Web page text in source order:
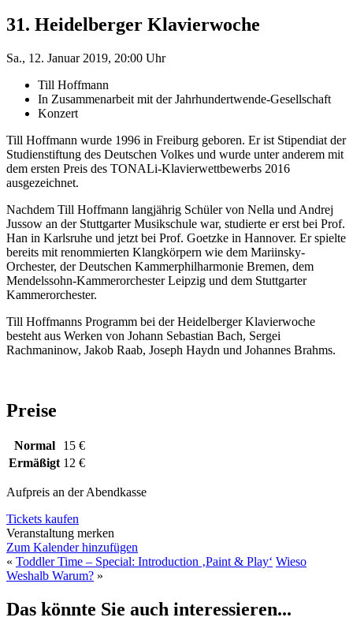
31. Heidelberger Klavierwoche
Sa., 12. Januar 2019, 20:00 Uhr
Till Hoffmann
In Zusammenarbeit mit der Jahrhundertwende-Gesellschaft
Konzert
Till Hoffmann wurde 1996 in Freiburg geboren. Er ist Stipendiat der
Studienstiftung des Deutschen Volkes und wurde unter anderem mit
dem ersten Preis des TONALi-Klavierwettbewerbs 2016
ausgezeichnet.
Nachdem Till Hoffmann langjährig Schüler von Nella und Andrej
Jussow an der Stuttgarter Musikschule war, studierte er erst bei Prof.
Han in Karlsruhe und jetzt bei Prof. Goetzke in Hannover. Er spielte
bereits mit renommierten Klangkörpern wie dem Mariinsky-
Orchester, der Deutschen Kammerphilharmonie Bremen, dem
Mendelssohn-Kammerorchester Leipzig und dem Stuttgarter
Kammerorchester.
Till Hoffmanns Programm bei der Heidelberger Klavierwoche
besteht aus Werken von Johann Sebastian Bach, Sergei
Rachmaninow, Jakob Raab, Joseph Haydn und Johannes Brahms.
Preise
Normal
15 €
Ermäßigt 12 €
Aufpreis an der Abendkasse
Tickets kaufen
Veranstaltung merken
Zum Kalender hinzufügen
« Toddler Time – Special: Introduction ‚Paint & Play‘ Wieso
Weshalb Warum? »
Das könnte Sie auch interessieren...